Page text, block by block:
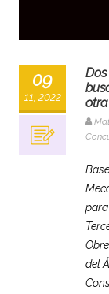
09
11, 2022
del